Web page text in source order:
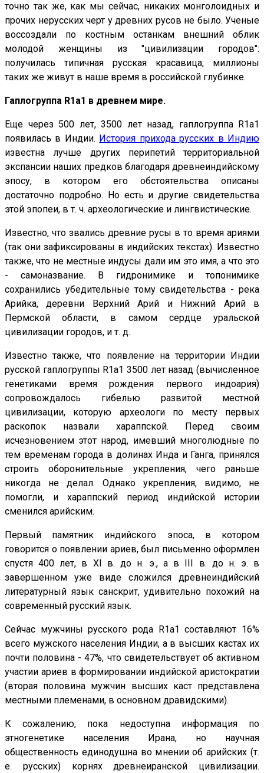
точно так же, как мы сейчас, никаких монголоидных и
прочих нерусских черт у древних русов не было. Ученые
воссоздали по костным останкам внешний облик
молодой женщины из "цивилизации городов":
получилась типичная русская красавица, миллионы
таких же живут в наше время в российской глубинке.
Гаплогруппа R1a1 в древнем мире.
Еще через 500 лет, 3500 лет назад, гаплогруппа R1a1
появилась в Индии. История прихода русских в Индию
известна лучше других перипетий территориальной
экспансии наших предков благодаря древнеиндийскому
эпосу, в котором его обстоятельства описаны
достаточно подробно. Но есть и другие свидетельства
этой эпопеи, в т. ч. археологические и лингвистические.
Известно, что звались древние русы в то время ариями
(так они зафиксированы в индийских текстах). Известно
также, что не местные индусы дали им это имя, а что это
- самоназвание. В гидронимике и топонимике
сохранились убедительные тому свидетельства - река
Арийка, деревни Верхний Арий и Нижний Арий в
Пермской области, в самом сердце уральской
цивилизации городов, и т. д.
Известно также, что появление на территории Индии
русской гаплогруппы R1a1 3500 лет назад (вычисленное
генетиками время рождения первого индоария)
сопровождалось гибелью развитой местной
цивилизации, которую археологи по месту первых
раскопок назвали хараппской. Перед своим
исчезновением этот народ, имевший многолюдные по
тем временам города в долинах Инда и Ганга, принялся
строить оборонительные укрепления, чего раньше
никогда не делал. Однако укрепления, видимо, не
помогли, и хараппский период индийской истории
сменился арийским.
Первый памятник индийского эпоса, в котором
говорится о появлении ариев, был письменно оформлен
спустя 400 лет, в XI в. до н. э., а в III в. до н. э. в
завершенном уже виде сложился древнеиндийский
литературный язык санскрит, удивительно похожий на
современный русский язык.
Сейчас мужчины русского рода R1a1 составляют 16%
всего мужского населения Индии, а в высших кастах их
почти половина - 47%, что свидетельствует об активном
участии ариев в формировании индийской аристократии
(вторая половина мужчин высших каст представлена
местными племенами, в основном дравидскими).
К сожалению, пока недоступна информация по
этногенетике населения Ирана, но научная
общественность единодушна во мнении об арийских (т.
е. русских) корнях древнеиранской цивилизации.